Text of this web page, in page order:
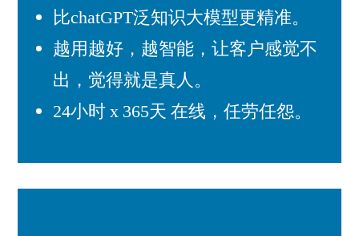
比chatGPT泛知识大模型更精准。
越用越好，越智能，让客户感觉不
出，觉得就是真人。
24小时 x 365天 在线，任劳任怨。